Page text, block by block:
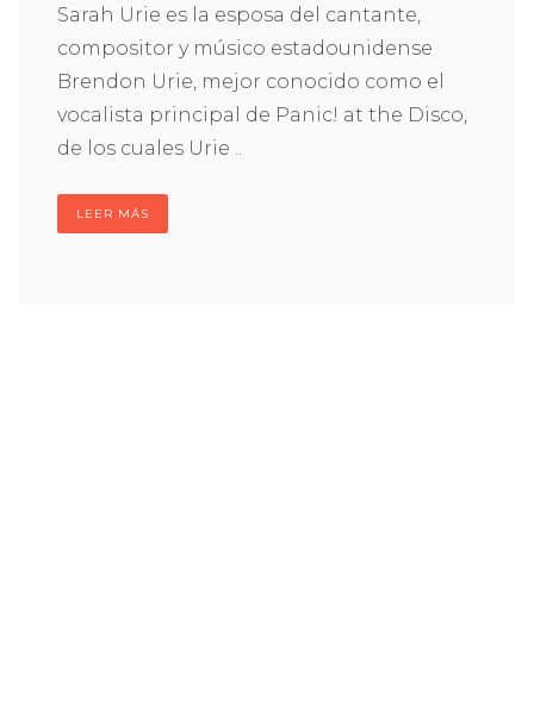
Sarah Urie es la esposa del cantante,
compositor y músico estadounidense
Brendon Urie, mejor conocido como el
vocalista principal de Panic! at the Disco,
de los cuales Urie ..
LEER MÁS